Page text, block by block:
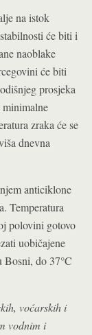
na istok
će biti i
naoblake
će biti
prosjeka
minimalne
zraka će se
dnevna
anticiklone
Temperatura
polovini gotovo
uobičajene
Bosni, do 37°C
voćarskih i
vodnim i